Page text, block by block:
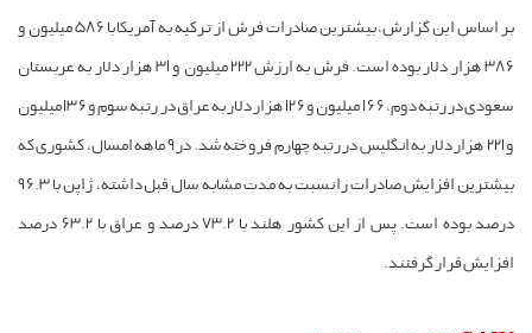
بر اساس این گزارش، بیشترین صادرات فرش از ترکیه به آمریکا با 586 میلیون و
386 هزار دلار بوده است. فرش به ارزش 222 میلیون و 31 هزار دلار به عربستان
سعودی در رتبه دوم، 166 میلیون و 126 هزار دلار به عراق در رتبه سوم و 136 میلیون
و 221 هزار دلار به انگلیس در رتبه چهارم فروخته شد. در 9 ماهه امسال، کشوری که
بیشترین افزایش صادرات را نسبت به مدت مشابه سال قبل داشته، ژاپن با 96.3
درصد بوده است. پس از این کشور هلند با 73.2 درصد و عراق با 63.2 درصد
افزایش قرار گرفتند.